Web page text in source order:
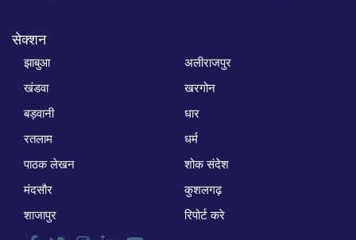
सेक्शन
झाबुआ
अलीराजपुर
खंडवा
खरगोन
बड़वानी
धार
रतलाम
धर्म
पाठक लेखन
शोक संदेश
मंदसौर
कुशलगढ़
शाजापुर
रिपोर्ट करे